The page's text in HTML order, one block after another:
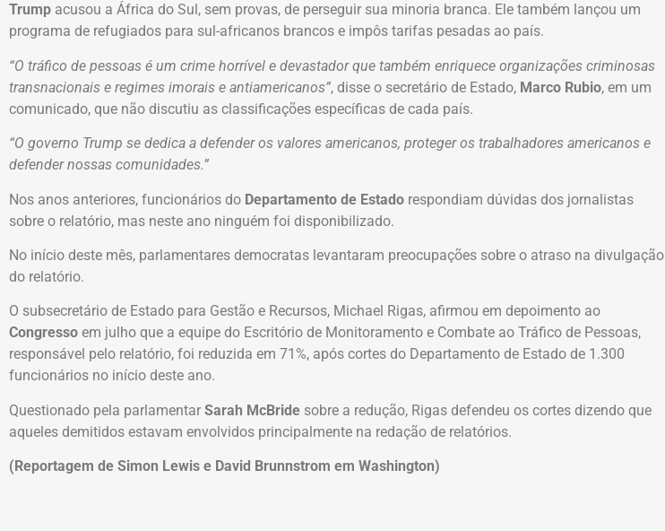
Trump acusou a África do Sul, sem provas, de perseguir sua minoria branca. Ele também lançou um
programa de refugiados para sul-africanos brancos e impôs tarifas pesadas ao país.
“O tráfico de pessoas é um crime horrível e devastador que também enriquece organizações criminosas
transnacionais e regimes imorais e antiamericanos”, disse o secretário de Estado, Marco Rubio, em um
comunicado, que não discutiu as classificações específicas de cada país.
“O governo Trump se dedica a defender os valores americanos, proteger os trabalhadores americanos e
defender nossas comunidades.”
Nos anos anteriores, funcionários do Departamento de Estado respondiam dúvidas dos jornalistas
sobre o relatório, mas neste ano ninguém foi disponibilizado.
No início deste mês, parlamentares democratas levantaram preocupações sobre o atraso na divulgação
do relatório.
O subsecretário de Estado para Gestão e Recursos, Michael Rigas, afirmou em depoimento ao
Congresso em julho que a equipe do Escritório de Monitoramento e Combate ao Tráfico de Pessoas,
responsável pelo relatório, foi reduzida em 71%, após cortes do Departamento de Estado de 1.300
funcionários no início deste ano.
Questionado pela parlamentar Sarah McBride sobre a redução, Rigas defendeu os cortes dizendo que
aqueles demitidos estavam envolvidos principalmente na redação de relatórios.
(Reportagem de Simon Lewis e David Brunnstrom em Washington)